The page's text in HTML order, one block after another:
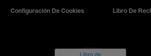
Configuración De Cookies Libro De